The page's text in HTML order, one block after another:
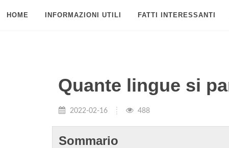
HOME INFORMAZIONI UTILI FATTI INTERESSANTI
Quante lingue si
2022-02-16 488
Sommario